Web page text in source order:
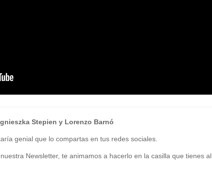
Stepien y Lorenzo Barnó
genial que lo compartas en tus redes sociales.
Newsletter, te animamos a hacerlo en la casilla que tienes al